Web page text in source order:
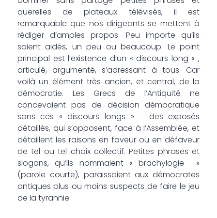
querelles de plateaux télévisés, il est
remarquable que nos dirigeants se mettent à
rédiger d’amples propos. Peu importe qu’ils
soient aidés, un peu ou beaucoup. Le point
principal est l’existence d’un « discours long « ,
articulé, argumenté, s’adressant à tous. Car
voilà un élément très ancien, et central, de la
démocratie. Les Grecs de l’Antiquité ne
concevaient pas de décision démocratique
sans ces « discours longs » – des exposés
détaillés, qui s’opposent, face à l’Assemblée, et
détaillent les raisons en faveur ou en défaveur
de tel ou tel choix collectif. Petites phrases et
slogans, qu’ils nommaient « brachylogie »
(parole courte), paraissaient aux démocrates
antiques plus ou moins suspects de faire le jeu
de la tyrannie.